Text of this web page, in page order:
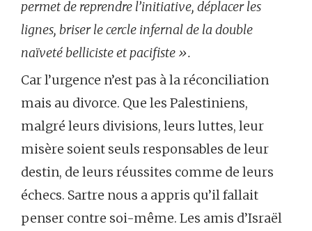
permet de reprendre l’initiative, déplacer les
lignes, briser le cercle infernal de la double
naïveté belliciste et pacifiste ».
Car l’urgence n’est pas à la réconciliation
mais au divorce. Que les Palestiniens,
malgré leurs divisions, leurs luttes, leur
misère soient seuls responsables de leur
destin, de leurs réussites comme de leurs
échecs. Sartre nous a appris qu’il fallait
penser contre soi-même. Les amis d’Israël